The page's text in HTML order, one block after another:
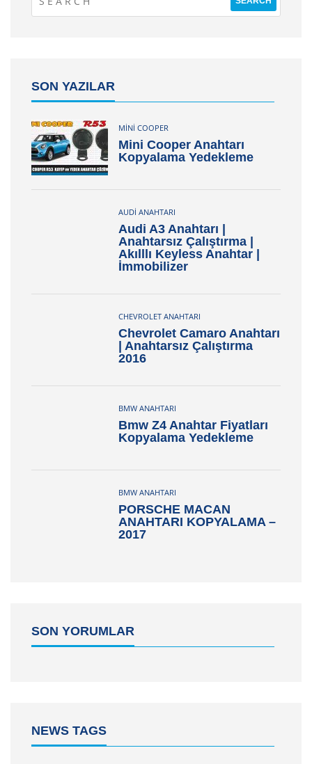
SON YAZILAR
MINI COOPER
Mini Cooper Anahtarı
Kopyalama Yedekleme
AUDI ANAHTARI
Audi A3 Anahtarı |
Anahtarsız Çalıştırma |
Akılllı Keyless Anahtar |
İmmobilizer
CHEVROLET ANAHTARI
Chevrolet Camaro Anahtarı
| Anahtarsız Çalıştırma
2016
BMW ANAHTARI
Bmw Z4 Anahtar Fiyatları
Kopyalama Yedekleme
BMW ANAHTARI
PORSCHE MACAN
ANAHTARI KOPYALAMA –
2017
SON YORUMLAR
NEWS TAGS